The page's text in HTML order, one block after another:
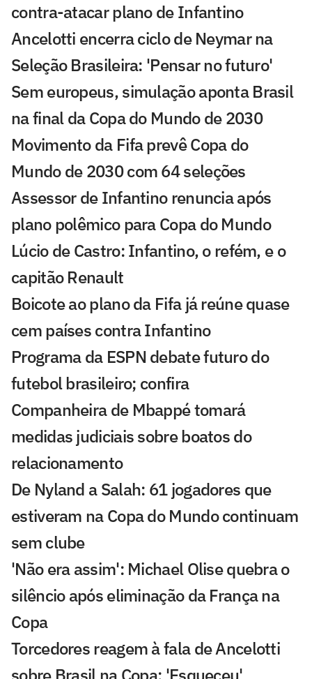
contra-atacar plano de Infantino
Ancelotti encerra ciclo de Neymar na
Seleção Brasileira: 'Pensar no futuro'
Sem europeus, simulação aponta Brasil
na final da Copa do Mundo de 2030
Movimento da Fifa prevê Copa do
Mundo de 2030 com 64 seleções
Assessor de Infantino renuncia após
plano polêmico para Copa do Mundo
Lúcio de Castro: Infantino, o refém, e o
capitão Renault
Boicote ao plano da Fifa já reúne quase
cem países contra Infantino
Programa da ESPN debate futuro do
futebol brasileiro; confira
Companheira de Mbappé tomará
medidas judiciais sobre boatos do
relacionamento
De Nyland a Salah: 61 jogadores que
estiveram na Copa do Mundo continuam
sem clube
'Não era assim': Michael Olise quebra o
silêncio após eliminação da França na
Copa
Torcedores reagem à fala de Ancelotti